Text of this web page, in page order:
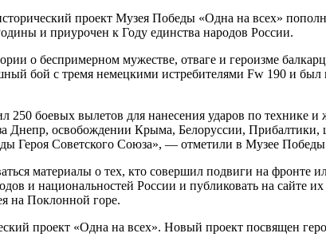
проект Музея Победы «Одна на всех»
и приурочен к Году единства народов России.
о беспримерном мужестве, отваге и героизме
бой с тремя немецкими истребителями Fw 190 и
боевых вылетов для нанесения ударов по технике
Днепр, освобождении Крыма, Белоруссии,
Героя Советского Союза», — отметили в Музее
материалы о тех, кто совершил подвиги на
и национальностей России и публиковать на сайте
на Поклонной горе.
проект «Одна на всех». Новый проект посвящен